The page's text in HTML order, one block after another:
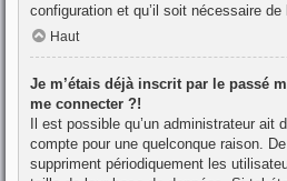
configuration et qu’il soit nécessaire de
Haut
Je m’étais déjà inscrit par le passé
me connecter ?!
Il est possible qu’un administrateur ait
compte pour une quelconque raison.
suppriment périodiquement les